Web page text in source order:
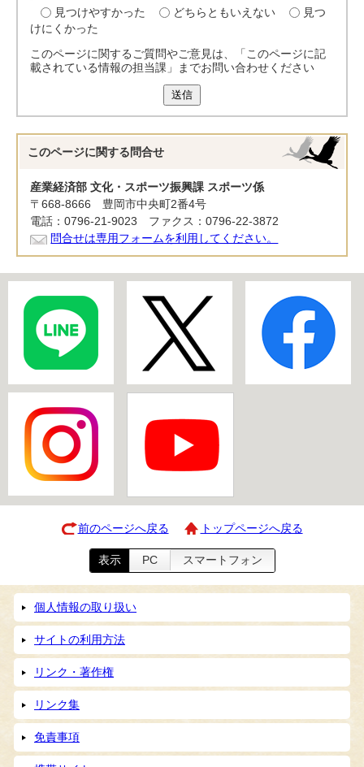
見つけやすかった
どちらともいえない
見つ
けにくかった
このページに関するご質問やご意見は、「このページに記
載されている情報の担当課」までお問い合わせください
送信
このページに関する 問合せ
産業経済部 文化・スポーツ振興課 スポーツ係
〒668-8666 豊岡市中央町2番4号
電話：0796-21-9023 ファクス：0796-22-3872
問合せは専用フォームを利用してください。
前のページへ戻る トップページへ戻る
表示 PC スマートフォン
個人情報の取り扱い
サイトの利用方法
リンク・著作権
リンク集
免責事項